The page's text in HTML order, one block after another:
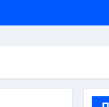
споров и правовые